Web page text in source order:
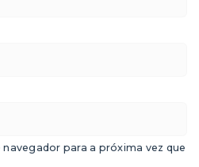
para a próxima vez que